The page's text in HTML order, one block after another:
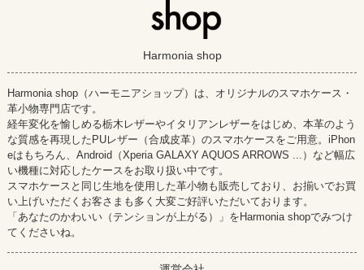
Harmonia shop
Harmonia shop（ハーモニアショップ）は、オリジナルのスマホケース・
革小物専門店です。
経年変化を愉しめる栃木レザーやイタリアンレザーをはじめ、本革のよう
な質感を再現したPUレザー（合成皮革）のスマホケースをご用意。iPhon
eはもちろん、Android（Xperia GALAXY AQUOS ARROWS ...）など幅広
い機種に対応したケースをお取り扱い中です。
スマホケースと同じ生地を使用した革小物も販売しており、お揃いでお買
い上げいただくお客さまも多く大変ご好評いただいております。
「あなたのかわいい（テンションが上がる）」をHarmonia shopでみつけ
てくださいね。